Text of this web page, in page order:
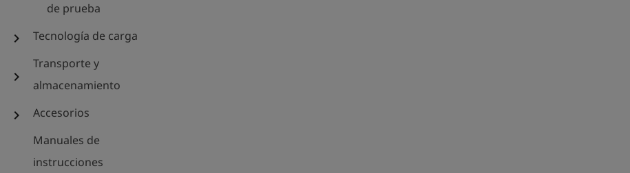
de prueba
chevron_right Tecnología de carga
chevron_right
Transporte y
almacenamiento
chevron_right
Accesorios
Manuales de
instrucciones